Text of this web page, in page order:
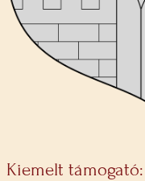
Kiemelt támogató: